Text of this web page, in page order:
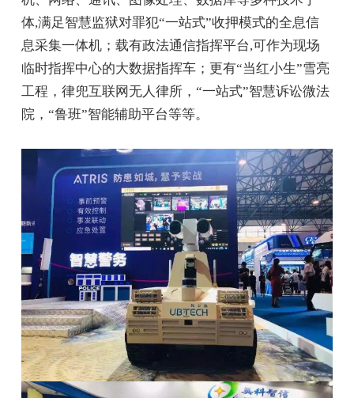
体,满足智慧监狱对罪犯“一站式”收押模式的全息信
息采集一体机；载有政法通信指挥平台,可作为现场
临时指挥中心的大数据指挥车；更有“当红小生”雪亮
工程，律兜互联网无人律所，“一站式”智慧诉讼微法
院，“鲁班”智能辅助平台等等。